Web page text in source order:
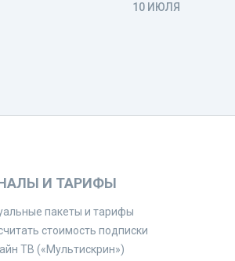
10 ИЮЛЯ
И ТАРИФЫ
пакеты и тарифы
стоимость подписки
ТВ («Мультискрин»)